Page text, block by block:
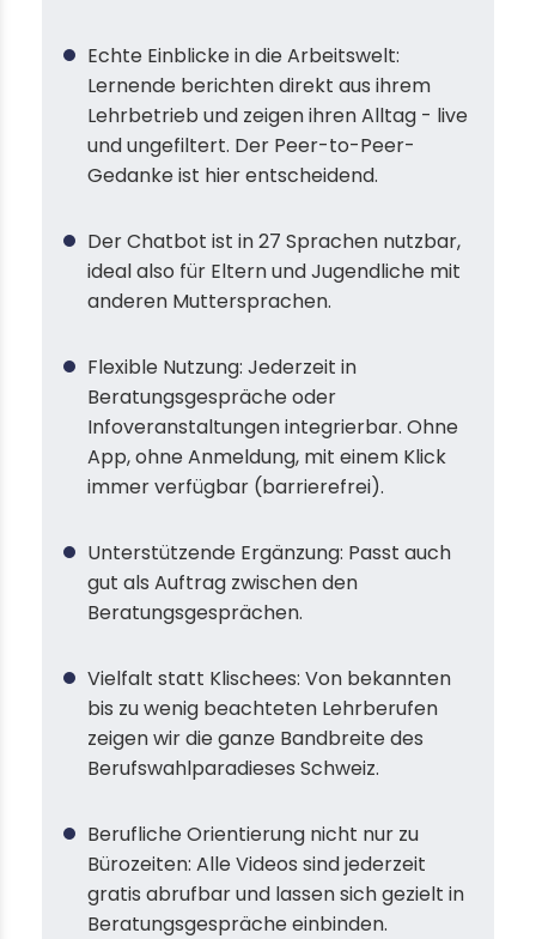
Echte Einblicke in die Arbeitswelt:
Lernende berichten direkt aus ihrem
Lehrbetrieb und zeigen ihren Alltag - live
und ungefiltert. Der Peer-to-Peer-
Gedanke ist hier entscheidend.
Der Chatbot ist in 27 Sprachen nutzbar,
ideal also für Eltern und Jugendliche mit
anderen Muttersprachen.
Flexible Nutzung: Jederzeit in
Beratungsgespräche oder
Infoveranstaltungen integrierbar. Ohne
App, ohne Anmeldung, mit einem Klick
immer verfügbar (barrierefrei).
Unterstützende Ergänzung: Passt auch
gut als Auftrag zwischen den
Beratungsgesprächen.
Vielfalt statt Klischees: Von bekannten
bis zu wenig beachteten Lehrberufen
zeigen wir die ganze Bandbreite des
Berufswahlparadieses Schweiz.
Berufliche Orientierung nicht nur zu
Bürozeiten: Alle Videos sind jederzeit
gratis abrufbar und lassen sich gezielt in
Beratungsgespräche einbinden.